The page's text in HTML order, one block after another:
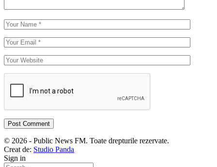
© 2026 - Public News FM. Toate drepturile rezervate.
Creat de: Studio Panda
Sign in